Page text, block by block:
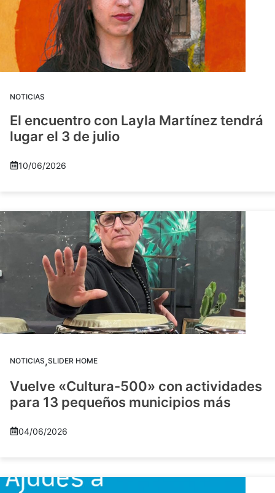
NOTICIAS
El encuentro con Layla Martínez tendrá
lugar el 3 de julio
10/06/2026
NOTICIAS,SLIDER HOME
Vuelve «Cultura-500» con actividades
para 13 pequeños municipios más
04/06/2026